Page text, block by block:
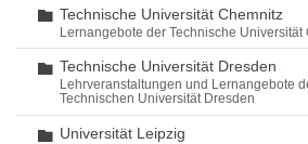
Ordner
Technische Universität Chemnitz
Lernangebote der Technische Universität
Ordner
Technische Universität Dresden
Lehrveranstaltungen und Lernangebote
Technischen Universität Dresden
Ordner
Universität Leipzig